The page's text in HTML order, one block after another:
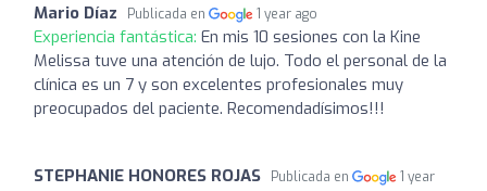
Mario Díaz Publicada en 1 year ago
Experiencia fantástica: En mis 10 sesiones con la Kine
Melissa tuve una atención de lujo. Todo el personal de la
clínica es un 7 y son excelentes profesionales muy
preocupados del paciente. Recomendadísimos!!!
STEPHANIE HONORES ROJAS Publicada en 1 year